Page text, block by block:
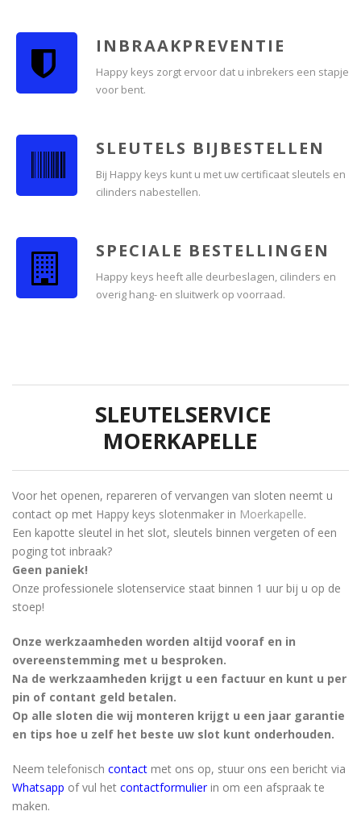
INBRAAKPREVENTIE
Happy keys zorgt ervoor dat u inbrekers een stapje
voor bent.
SLEUTELS BIJBESTELLEN
Bij Happy keys kunt u met uw certificaat sleutels en
cilinders nabestellen.
SPECIALE BESTELLINGEN
Happy keys heeft alle deurbeslagen, cilinders en
overig hang- en sluitwerk op voorraad.
SLEUTELSERVICE
MOERKAPELLE
Voor het openen, repareren of vervangen van sloten neemt u
contact op met Happy keys slotenmaker in Moerkapelle.
Een kapotte sleutel in het slot, sleutels binnen vergeten of een
poging tot inbraak?
Geen paniek!
Onze professionele slotenservice staat binnen 1 uur bij u op de
stoep!
Onze werkzaamheden worden altijd vooraf en in
overeenstemming met u besproken.
Na de werkzaamheden krijgt u een factuur en kunt u per
pin of contant geld betalen.
Op alle sloten die wij monteren krijgt u een jaar garantie
en tips hoe u zelf het beste uw slot kunt onderhouden.
Neem telefonisch contact met ons op, stuur ons een bericht via
Whatsapp of vul het contactformulierin om een afspraak te
maken.